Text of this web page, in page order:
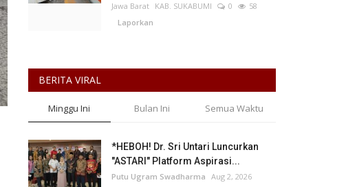
Jawa Barat KAB. SUKABUMI 0
58
Laporkan
BERITA VIRAL
Minggu Ini Bulan Ini Semua Waktu
*HEBOH! Dr. Sri Untari Luncurkan
"ASTARI" Platform Aspirasi...
Putu Ugram Swadharma Aug 2, 2026